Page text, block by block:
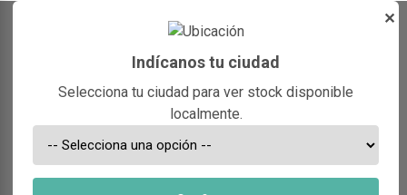
✕
Indícanos tu ciudad
Selecciona tu ciudad para ver stock disponible
localmente.